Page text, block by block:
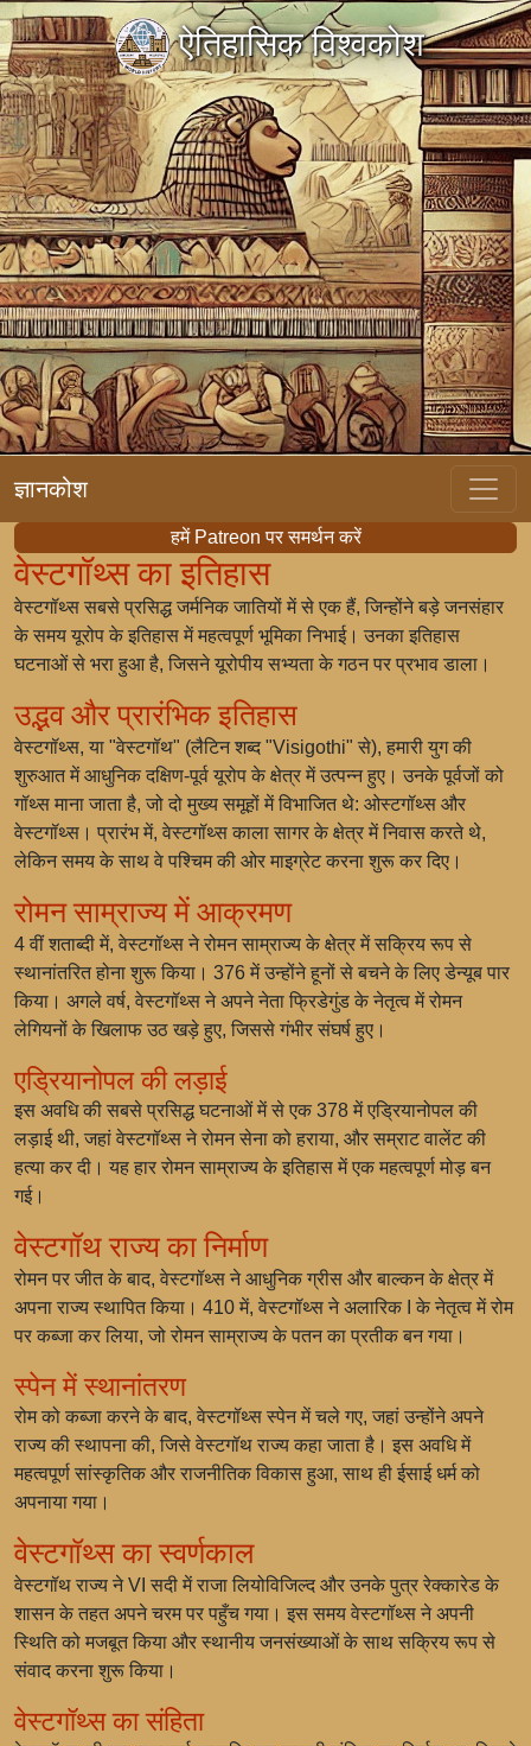
ऐतिहासिक विश्वकोश
ज्ञानकोश
हमें Patreon पर समर्थन करें
वेस्टगॉथ्स का इतिहास
वेस्टगॉथ्स सबसे प्रसिद्ध जर्मनिक जातियों में से एक हैं, जिन्होंने बड़े जनसंहार
के समय यूरोप के इतिहास में महत्वपूर्ण भूमिका निभाई। उनका इतिहास
घटनाओं से भरा हुआ है, जिसने यूरोपीय सभ्यता के गठन पर प्रभाव डाला।
उद्भव और प्रारंभिक इतिहास
वेस्टगॉथ्स, या "वेस्टगॉथ" (लैटिन शब्द "Visigothi" से), हमारी युग की
शुरुआत में आधुनिक दक्षिण-पूर्व यूरोप के क्षेत्र में उत्पन्न हुए। उनके पूर्वजों को
गॉथ्स माना जाता है, जो दो मुख्य समूहों में विभाजित थे: ओस्टगॉथ्स और
वेस्टगॉथ्स। प्रारंभ में, वेस्टगॉथ्स काला सागर के क्षेत्र में निवास करते थे,
लेकिन समय के साथ वे पश्चिम की ओर माइग्रेट करना शुरू कर दिए।
रोमन साम्राज्य में आक्रमण
4 वीं शताब्दी में, वेस्टगॉथ्स ने रोमन साम्राज्य के क्षेत्र में सक्रिय रूप से
स्थानांतरित होना शुरू किया। 376 में उन्होंने हूनों से बचने के लिए डेन्यूब पार
किया। अगले वर्ष, वेस्टगॉथ्स ने अपने नेता फ्रिडेगुंड के नेतृत्व में रोमन
लेगियनों के खिलाफ उठ खड़े हुए, जिससे गंभीर संघर्ष हुए।
एड्रियानोपल की लड़ाई
इस अवधि की सबसे प्रसिद्ध घटनाओं में से एक 378 में एड्रियानोपल की
लड़ाई थी, जहां वेस्टगॉथ्स ने रोमन सेना को हराया, और सम्राट वालेंट की
हत्या कर दी। यह हार रोमन साम्राज्य के इतिहास में एक महत्वपूर्ण मोड़ बन
गई।
वेस्टगॉथ राज्य का निर्माण
रोमन पर जीत के बाद, वेस्टगॉथ्स ने आधुनिक ग्रीस और बाल्कन के क्षेत्र में
अपना राज्य स्थापित किया। 410 में, वेस्टगॉथ्स ने अलारिक I के नेतृत्व में रोम
पर कब्जा कर लिया, जो रोमन साम्राज्य के पतन का प्रतीक बन गया।
स्पेन में स्थानांतरण
रोम को कब्जा करने के बाद, वेस्टगॉथ्स स्पेन में चले गए, जहां उन्होंने अपने
राज्य की स्थापना की, जिसे वेस्टगॉथ राज्य कहा जाता है। इस अवधि में
महत्वपूर्ण सांस्कृतिक और राजनीतिक विकास हुआ, साथ ही ईसाई धर्म को
अपनाया गया।
वेस्टगॉथ्स का स्वर्णकाल
वेस्टगॉथ राज्य ने VI सदी में राजा लियोविजिल्द और उनके पुत्र रेक्कारेड के
शासन के तहत अपने चरम पर पहुँच गया। इस समय वेस्टगॉथ्स ने अपनी
स्थिति को मजबूत किया और स्थानीय जनसंख्याओं के साथ सक्रिय रूप से
संवाद करना शुरू किया।
वेस्टगॉथ्स का संहिता